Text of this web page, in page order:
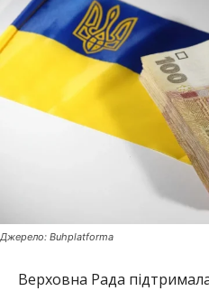
Джерело: Buhplatforma
Верховна Рада